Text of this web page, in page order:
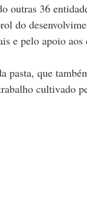
outras 36
do
e pelo apoio
pasta, que
cultivado